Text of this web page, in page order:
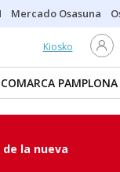
Mercado Osasuna
Kiosko
COMARCA PAMPLONA
la nueva